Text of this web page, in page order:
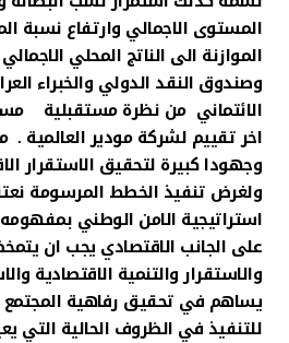
المستوى الاجمالي وارتفاع نسبة
الموازنة الى الناتج المحلي
وصندوق النقد الدولي والخبراء
الائتماني من نظرة مستقبلية
اخر تقييم لشركة مودير العالمية .
وجهودا كبيرة لتحقيق الاستقرار
ولغرض تنفيذ الخطط المرسومة
استراتيجية الامن الوطني
على الجانب الاقتصادي يجب ان
والاستقرار والتنمية الاقتصادية
يساهم في تحقيق رفاهية المجتمع
للتنفيذ في الظروف الحالية التي